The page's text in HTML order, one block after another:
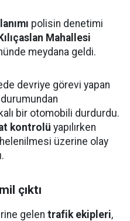
polisin denetimi
Kılıçaslan Mahallesi
meydana geldi.
devriye görevi yapan
durumundan
bir otomobili durdurdu.
kontrolü yapılırken
üzerine olay
çıktı
gelen trafik ekipleri,